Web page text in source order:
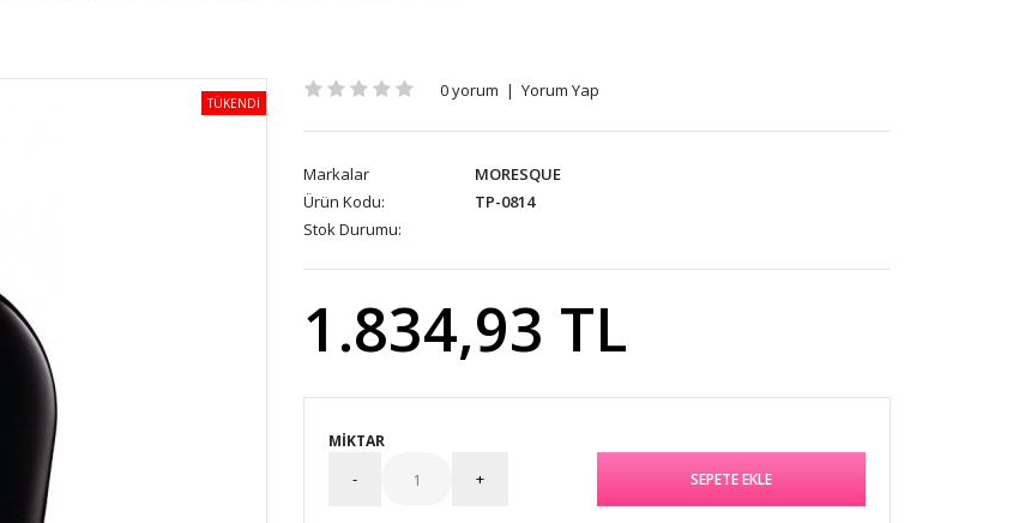
TÜKENDİ
0 yorum | Yorum Yap
Markalar
MORESQUE
Ürün Kodu:
TP-0814
Stok Durumu:
1.834,93 TL
MIKTAR